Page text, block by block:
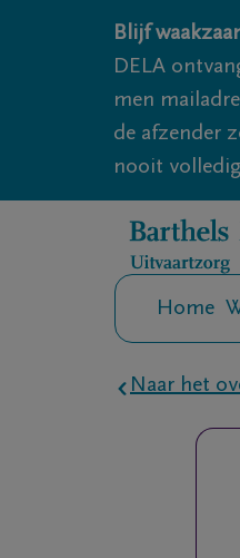
Overslaan en naar
Blijf
DELA
men
de afzender
nooit
Home
Naar het